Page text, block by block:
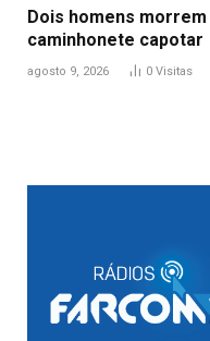
Dois homens
caminhonete capotar
agosto 9, 2026 0 Visitas